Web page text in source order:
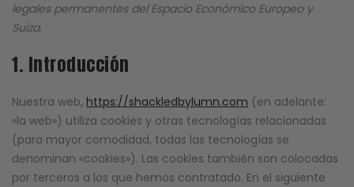
legales permanentes del Espacio Económico Europeo y
Suiza.
1. Introducción
Nuestra web, https://shackledbylumn.com (en adelante:
«la web») utiliza cookies y otras tecnologías relacionadas
(para mayor comodidad, todas las tecnologías se
denominan «cookies»). Las cookies también son colocadas
por terceros a los que hemos contratado. En el siguiente